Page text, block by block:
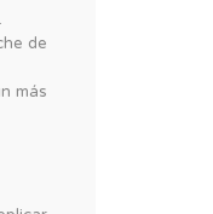
de
más